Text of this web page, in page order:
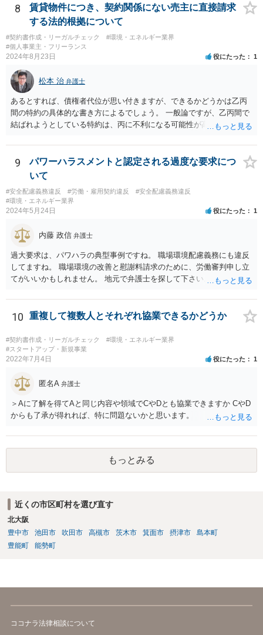
8
賃貸物件につき、契約関係にない売主に直接請求
する法的根拠について
#契約書作成・リーガルチェック
#環境・エネルギー業界
#個人事業主・フリーランス
2024年8月23日 役にたった 1
松本 治 弁護士
あるとすれば、債権者代位が思い付きますが、できるかどうかは乙丙
間の特約の具体的な書き方によるでしょう。 一般論ですが、乙丙間で
結ばれようとしている特約は、丙に不利になる可能性が高いです。
9
パワーハラスメントと認定される過度な要求につ
いて
#安全配慮義務違反 #労働・雇用契約違反
#安全配慮義務違反
#環境・エネルギー業界
2024年5月24日 役にたった 1
内藤 政信 弁護士
過大要求は、パワハラの典型事例ですね。 職場環境配慮義務にも違反
してますね。 職場環境の改善と慰謝料請求のために、労働審判申し立
てがいいかもしれません。 地元で弁護士を探して下さい。
10 重複して複数人とそれぞれ協業できるかどうか
#契約書作成・リーガルチェック
#環境・エネルギー業界
#スタートアップ・新規事業
2022年7月4日 役にたった 1
匿名A 弁護士
＞Aに了解を得てAと同じ内容や領域でCやDとも協業できますか CやD
からも了承が得れれば、特に問題ないかと思います。
もっとみる
近くの市区町村を選び直す
北大阪
豊中市
池田市 吹田市 高槻市 茨木市 箕面市 摂津市
島本町
豊能町
能勢町
ココナラ法律相談について